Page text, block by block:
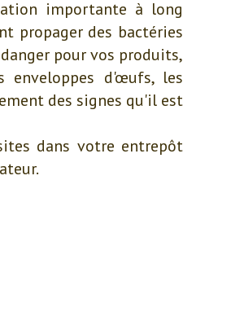
importante à long
propager des bactéries
pour vos produits,
enveloppes d'œufs, les
des signes qu'il est
dans votre entrepôt